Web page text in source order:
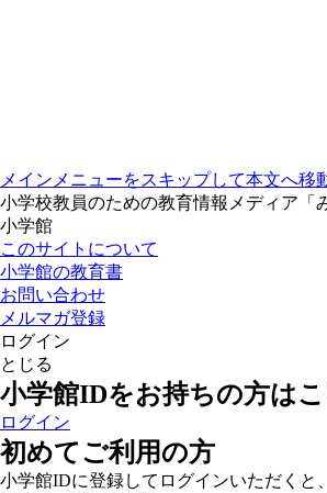
メインメニューをスキップして本文へ移
小学校教員のための教育情報メディア「
小学館
このサイトについて
小学館の教育書
お問い合わせ
メルマガ登録
ログイン
とじる
小学館IDをお持ちの方は
ログイン
初めてご利用の方
小学館IDに登録してログインいただくと